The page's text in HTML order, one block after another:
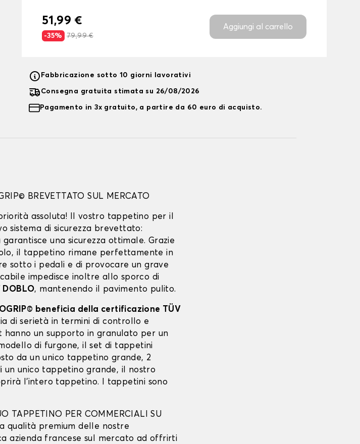
51,99 €
-35% 79,99 €
Aggiungi al carrello
Fabbricazione sotto 10 giorni lavorativi
Consegna gratuita stimata su 26/08/2026
Pagamento in 3x gratuito, a partire da 60 euro di acquisto.
BREVETTATO SUL MERCATO
assoluta! Il vostro tappetino per il
sistema di sicurezza brevettato:
una sicurezza ottimale. Grazie
il tappetino rimane perfettamente in
sotto i pedali e di provocare un grave
impedisce inoltre allo sporco di
DOBLO, mantenendo il pavimento pulito.
beneficia della certificazione TÜV
di serietà in termini di controllo e
hanno un supporto in granulato per un
di furgone, il set di tappetini
da un unico tappetino grande, 2
unico tappetino grande, il nostro
l'intero tappetino. I tappetini sono
TAPPETINO PER COMMERCIALI SU
qualità premium delle nostre
azienda francese sul mercato ad offrirti